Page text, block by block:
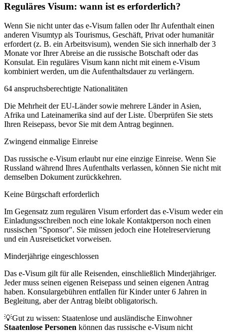
Reguläres Visum: wann ist es erforderlich?
Wenn Sie nicht unter das e-Visum fallen oder Ihr Aufenthalt einen
anderen Visumtyp als Tourismus, Geschäft, Privat oder humanitär
erfordert (z. B. ein Arbeitsvisum), wenden Sie sich innerhalb der 3
Monate vor Ihrer Abreise an die russische Botschaft oder das
Konsulat. Ein reguläres Visum kann nicht mit einem e-Visum
kombiniert werden, um die Aufenthaltsdauer zu verlängern.
64 anspruchsberechtigte Nationalitäten
Die Mehrheit der EU-Länder sowie mehrere Länder in Asien,
Afrika und Lateinamerika sind auf der Liste. Überprüfen Sie stets
Ihren Reisepass, bevor Sie mit dem Antrag beginnen.
Zwingend einmalige Einreise
Das russische e-Visum erlaubt nur eine einzige Einreise. Wenn Sie
Russland während Ihres Aufenthalts verlassen, können Sie nicht mit
demselben Dokument zurückkehren.
Keine Bürgschaft erforderlich
Im Gegensatz zum regulären Visum erfordert das e-Visum weder ein
Einladungsschreiben noch eine lokale Kontaktperson noch einen
russischen "Sponsor". Sie müssen jedoch eine Hotelreservierung
und ein Ausreiseticket vorweisen.
Minderjährige eingeschlossen
Das e-Visum gilt für alle Reisenden, einschließlich Minderjähriger.
Jeder muss seinen eigenen Reisepass und seinen eigenen Antrag
haben. Konsulargebühren entfallen für Kinder unter 6 Jahren in
Begleitung, aber der Antrag bleibt obligatorisch.
💡Gut zu wissen: Staatenlose und ausländische Einwohner
Staatenlose Personen können das russische e-Visum nicht